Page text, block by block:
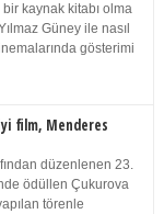
bir kaynak kitabı olma
Güney ile nasıl
gösterimi
film, Menderes
düzenlenen 23.
ödüllen Çukurova
törenle